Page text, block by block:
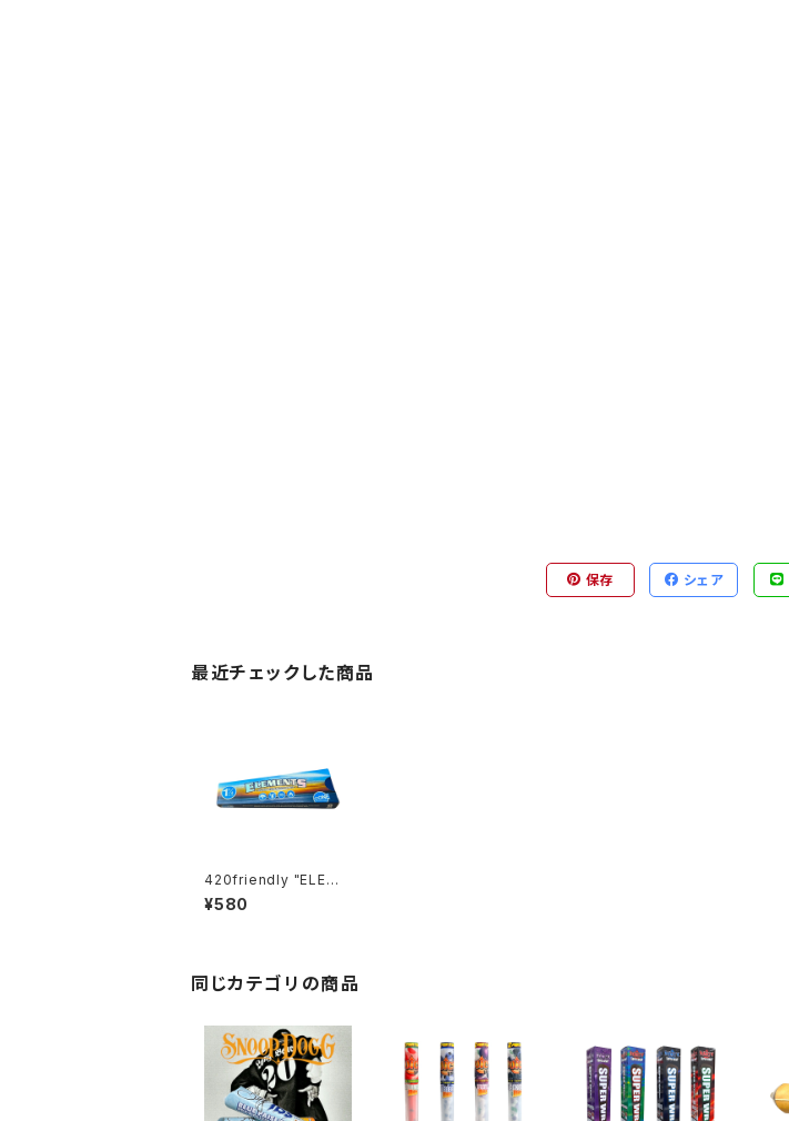
保存 シェア
最近チェックした商品
420friendly "ELEME
NTS" Cones エレメン
ツコーン(1¼size 6本
¥580
同じカテゴリの商品